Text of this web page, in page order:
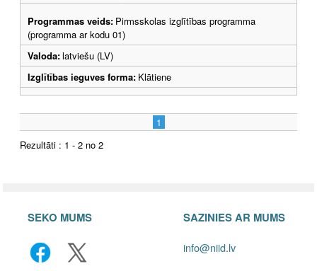
Programmas veids: Pirmsskolas izglītības programma
(programma ar kodu 01)
Valoda:latviešu (LV)
Izglītības ieguves forma: Klātiene
1
Rezultāti : 1 - 2 no 2
SEKO MUMS SAZINIES AR MUMS
info@niid.lv